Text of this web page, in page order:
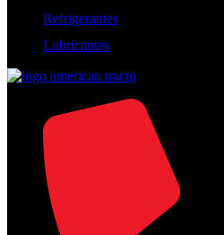
Refrigerantes
Lubricantes